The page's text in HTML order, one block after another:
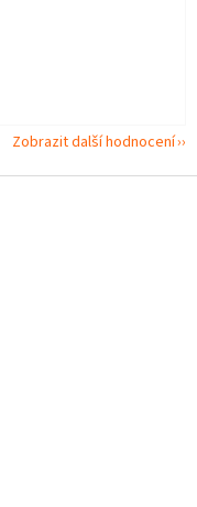
hvězdiček.
Zobrazit další hodnocení